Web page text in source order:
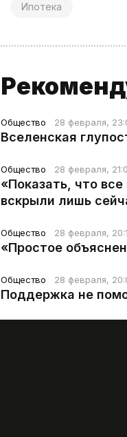
Ипотека
Общество 28 февраля,
Вселенская
Общество 28 февраля,
«Показать, что
вскрыли лишь
Общество 28 февраля,
«Простое
Общество 28 февраля,
Поддержка не